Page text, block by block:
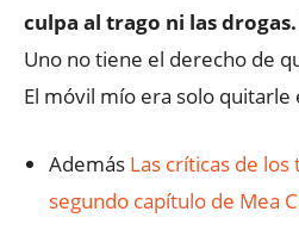
culpa al trago ni las drogas.
Uno no tiene el derecho de
El móvil mío era solo quitarle
Además Las críticas de
segundo capítulo de Mea